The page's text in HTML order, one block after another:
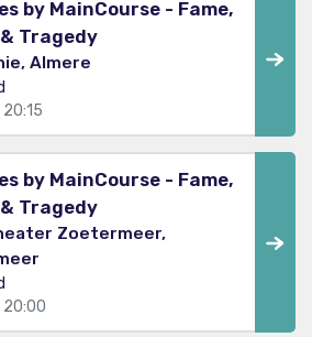
by MainCourse - Fame,
Tragedy
Almere
by MainCourse - Fame,
Tragedy
Zoetermeer,
20:00